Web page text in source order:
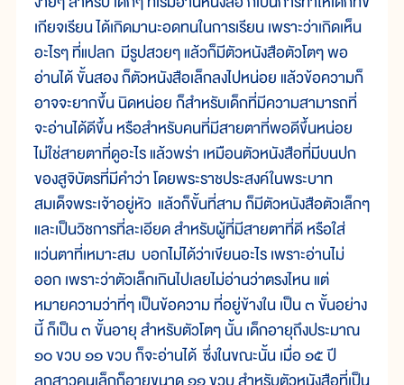
เกียจเรียน ได้เกิดมานะอดทนในการเรียน เพราะว่าเกิดเห็น
อะไรๆ ที่แปลก มีรูปสวยๆ แล้วก็มีตัวหนังสือตัวโตๆ พอ
อ่านได้ ขั้นสอง ก็ตัวหนังสือเล็กลงไปหน่อย แล้วข้อความก็
อาจจะยากขึ้น นิดหน่อย ก็สำหรับเด็กที่มีความสามารถที่
จะอ่านได้ดีขึ้น หรือสำหรับคนที่มีสายตาที่พอดีขึ้นหน่อย
ไม่ใช่สายตาที่ดูอะไร แล้วพร่า เหมือนตัวหนังสือที่มีบนปก
ของสูจิบัตรที่มีคำว่า โดยพระราชประสงค์ในพระบาท
สมเด็จพระเจ้าอยู่หัว แล้วก็ขั้นที่สาม ก็มีตัวหนังสือตัวเล็กๆ
และเป็นวิชการที่ละเอียด สำหรับผู้ที่มีสายตาที่ดี หรือใส่
แว่นตาที่เหมาะสม บอกไม่ได้ว่าเขียนอะไร เพราะอ่านไม่
ออก เพราะว่าตัวเล็กเกินไปเลยไม่อ่านว่าตรงไหน แต่
หมายความว่าที่ๆ เป็นข้อความ ที่อยู่ข้างใน เป็น ๓ ขั้นอย่าง
นี้ ก็เป็น ๓ ขั้นอายุ สำหรับตัวโตๆ นั้น เด็กอายุถึงประมาณ
๑๐ ขวบ ๑๑ ขวบ ก็จะอ่านได้ ซึ่งในขณะนั้น เมื่อ ๑๕ ปี